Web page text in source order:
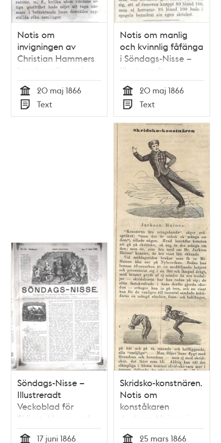
Notis om
invigningen av
Christian Hammers
konstsamlingar i
Söndags-Nisse –
Illustreradt
Veckoblad för
Skämt, Humor och
Tid
20 maj 1866
Typ
Text
Notis om manlig
och kvinnlig fåfänga
i Söndags-Nisse –
Illustreradt
Veckoblad för
Skämt, Humor och
Satir, nr 20, den 20
maj 1866
Tid
20 maj 1866
Typ
Text
Söndags-Nisse –
Illustreradt
Veckoblad för
Skämt, Humor och
Satir, nr 24, den 17
17 juni 1866
Skridsko-konstnären.
Notis om
konståkaren
Jackson Haines i
Söndags-Nisse –
25 mars 1866